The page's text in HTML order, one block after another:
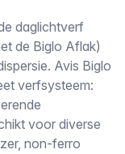
daglichtverf
de Biglo Aflak)
Avis Biglo
verfsysteem:
voor diverse
non-ferro